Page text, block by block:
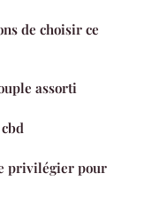
de choisir ce
assorti
privilégier pour